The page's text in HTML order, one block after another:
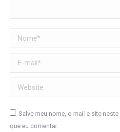
Nome *
E-mail *
Website
Salve meu nome, e-mail e site
que eu comentar.